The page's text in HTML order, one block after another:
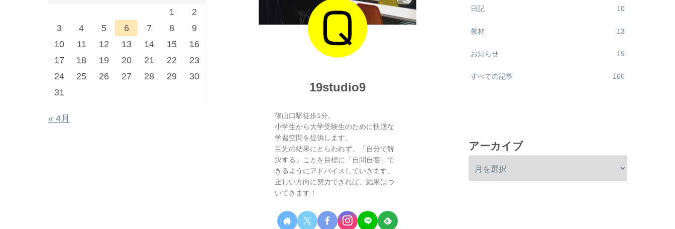
1
2
3
4 5 6 7 8
9
10
11 12 13 14 15
16
17
18 19 20 21 22
23
24
25 26 27 28 29
30
31
« 4月
19studio9
篠山口駅徒歩1分。
小学生から大学受験生のために快適な
学習空間を提供します。
目先の結果にとらわれず、「自分で解
決する」ことを目標に「自問自答」で
きるようにアドバイスしていきます。
正しい方向に努力できれば、結果はつ
いてきます！
日記 10
教材 13
お知らせ 19
すべての記事 166
アーカイブ